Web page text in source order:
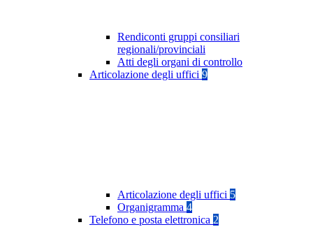
Rendiconti gruppi consiliari
regionali/provinciali
Atti degli organi di controllo
Articolazione degli uffici 9
Articolazione degli uffici 5
Organigramma 4
Telefono e posta elettronica 2